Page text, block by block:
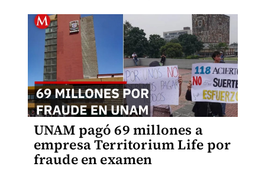
UNAM pagó 69 millones a
empresa Territorium Life por
fraude en examen